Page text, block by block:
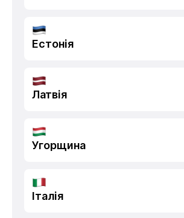
Естонія
Латвія
Угорщина
Італія